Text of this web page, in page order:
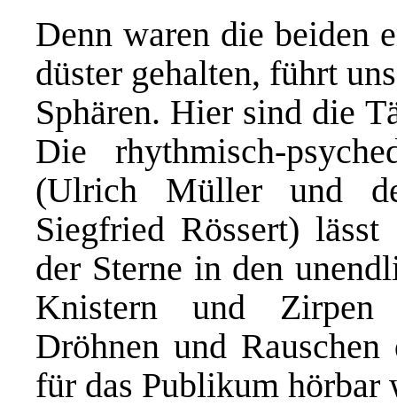
Denn waren die beiden
düster gehalten, führt
Sphären. Hier sind die
Die rhythmisch-
(Ulrich Müller und
Siegfried Rössert) lässt
der Sterne in den
Knistern und Zirpen
Dröhnen und
für das Publikum hörbar